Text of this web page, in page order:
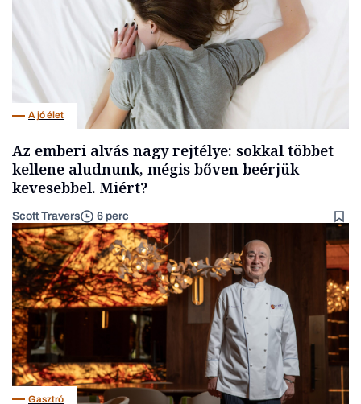
A jó élet
Az emberi alvás nagy rejtélye: sokkal többet
kellene aludnunk, mégis bőven beérjük
kevesebbel. Miért?
Scott Travers 6 perc
Gasztró